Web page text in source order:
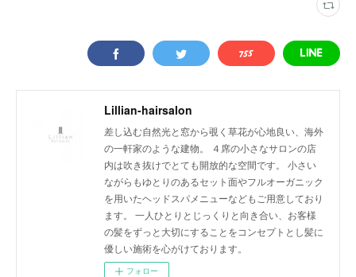
Lillian-hairsalon
差し込む自然光と窓から覗く草花が心地良い、海外
の一軒家のような建物。 ４席の小さなサロンの店
内は吹き抜けでとても開放的な空間です。 小さい
ながらもゆとりのあるセット面やフルオーガニック
を用いたヘッドスパメニューなどもご用意しており
ます。 一人ひとりとじっくりと向き合い、お客様
の髪をずっと大切にすることをコンセプトとし髪に
優しい施術を心がけております。
フォロー